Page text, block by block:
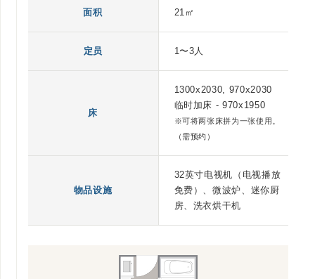
面积 21㎡
定员 1〜3人
床
1300x2030, 970x2030
临时加床 - 970x1950
※可将两张床拼为一张使用。
（需预约）
物品设施
32英寸电视机（电视播放
免费）、微波炉、迷你厨
房、洗衣烘干机